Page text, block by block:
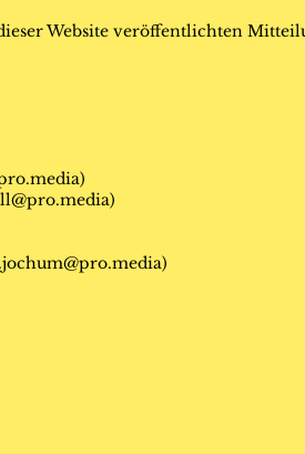
Website veröffentlichten
)
)
)